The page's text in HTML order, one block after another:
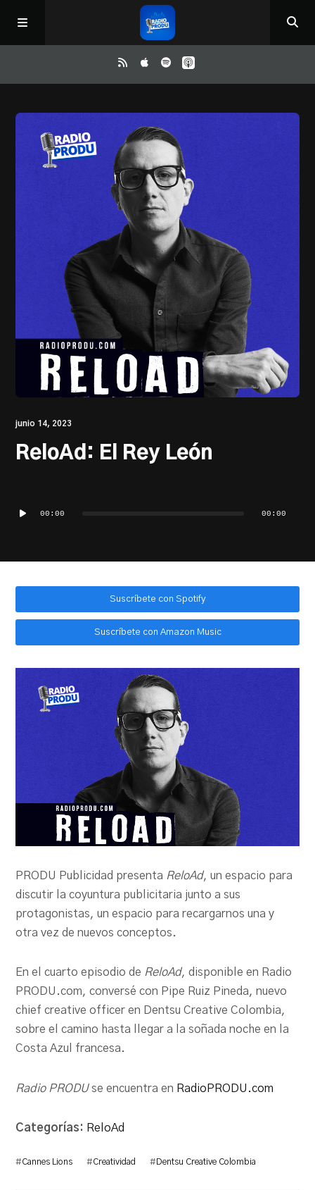
ReloAd
Contacto
PRODU.com
junio 14, 2023
ReloAd: El Rey León
de
00:00 00:00
Suscríbete con Spotify
Suscríbete con Amazon Music
PRODU Publicidad presenta ReloAd, un espacio para
discutir la coyuntura publicitaria junto a sus
protagonistas, un espacio para recargarnos una y
otra vez de nuevos conceptos.
En el cuarto episodio de ReloAd, disponible en Radio
PRODU.com, conversé con Pipe Ruiz Pineda, nuevo
chief creative officer en Dentsu Creative Colombia,
sobre el camino hasta llegar a la soñada noche en la
Costa Azul francesa.
Radio PRODUse encuentra en RadioPRODU.com
Categorías: ReloAd
#Cannes Lions #Creatividad #Dentsu Creative Colombia